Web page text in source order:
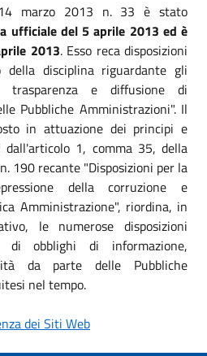
marzo 2013 n. 33 è stato
ufficiale del 5 aprile 2013 ed è
2013. Esso reca disposizioni
disciplina riguardante gli
trasparenza e diffusione di
Pubbliche Amministrazioni". Il
in attuazione dei principi e
1, comma 35, della
190 recante "Disposizioni per la
della corruzione e
Amministrazione", riordina, in
le numerose disposizioni
obblighi di informazione,
da parte delle Pubbliche
nel tempo.
dei Siti Web